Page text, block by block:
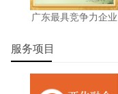
广东最具竞争力企业
服务项目